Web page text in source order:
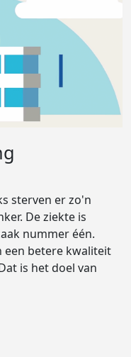
sterven er zo'n
De ziekte is
nummer één.
een betere kwaliteit
is het doel van